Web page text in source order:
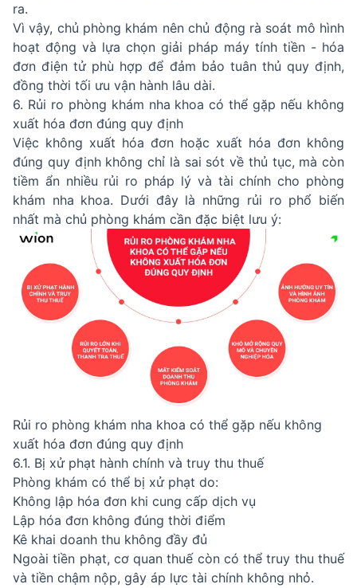
ra.
Vì vậy, chủ phòng khám nên chủ động rà soát mô hình
hoạt động và lựa chọn giải pháp máy tính tiền - hóa
đơn điện tử phù hợp để đảm bảo tuân thủ quy định,
đồng thời tối ưu vận hành lâu dài.
6. Rủi ro phòng khám nha khoa có thể gặp nếu không
xuất hóa đơn đúng quy định
Việc không xuất hóa đơn hoặc xuất hóa đơn không
đúng quy định không chỉ là sai sót về thủ tục, mà còn
tiềm ẩn nhiều rủi ro pháp lý và tài chính cho phòng
khám nha khoa. Dưới đây là những rủi ro phổ biến
nhất mà chủ phòng khám cần đặc biệt lưu ý:
Rủi ro phòng khám nha khoa có thể gặp nếu không
xuất hóa đơn đúng quy định
6.1. Bị xử phạt hành chính và truy thu thuế
Phòng khám có thể bị xử phạt do:
Không lập hóa đơn khi cung cấp dịch vụ
Lập hóa đơn không đúng thời điểm
Kê khai doanh thu không đầy đủ
Ngoài tiền phạt, cơ quan thuế còn có thể truy thu thuế
và tiền chậm nộp, gây áp lực tài chính không nhỏ.